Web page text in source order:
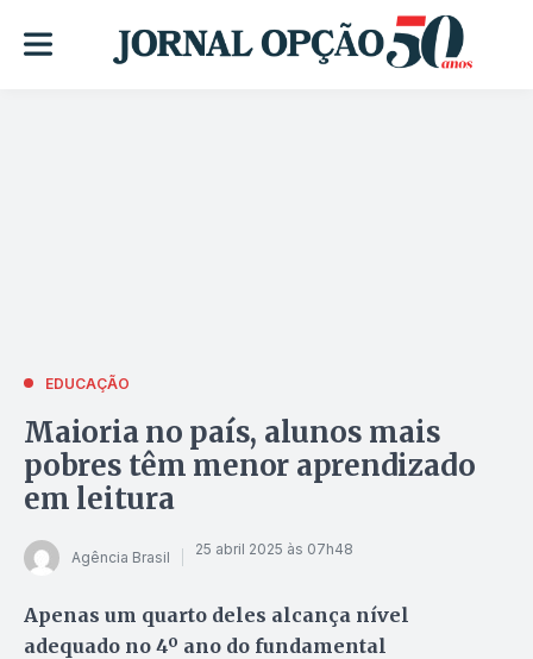
EDUCAÇÃO
Maioria no país, alunos mais
pobres têm menor aprendizado
em leitura
Agência Brasil 25 abril 2025 às 07h48
Apenas um quarto deles alcança nível
adequado no 4º ano do fundamental